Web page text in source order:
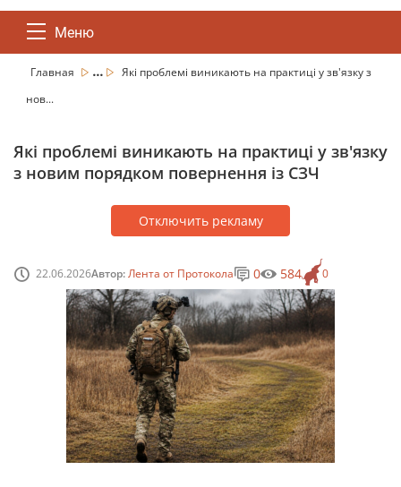
Меню
Главная ...
Які проблемі виникають на практиці у зв'язку з
нов...
Які проблемі виникають на практиці у зв'язку
з новим порядком повернення із СЗЧ
Отключить рекламу
22.06.2026Автор:Лента от Протокола 0
0 584